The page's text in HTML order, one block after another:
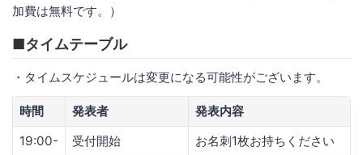
加費は無料です。）
■タイムテーブル
・タイムスケジュールは変更になる可能性がございます。
時間 発表者
発表内容
19:00-
受付開始
お名刺1枚お持ちください